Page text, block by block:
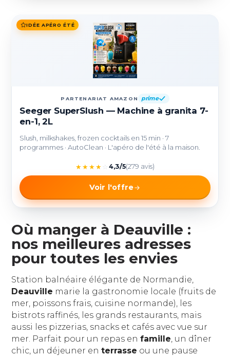
IDÉE APÉRO ÉTÉ
PARTENARIAT AMAZON prime
Seeger SuperSlush — Machine à granita 7-
en-1, 2L
Slush, milkshakes, frozen cocktails en 15 min · 7
programmes · AutoClean · L'apéro de l'été à la maison.
★★★★ 4,3/5(279 avis)
Voir l'offre
Où manger à Deauville :
nos meilleures adresses
pour toutes les envies
Station balnéaire élégante de Normandie,
Deauville marie la gastronomie locale (fruits de
mer, poissons frais, cuisine normande), les
bistrots raffinés, les grands restaurants, mais
aussi les pizzerias, snacks et cafés avec vue sur
mer. Parfait pour un repas enfamille, un dîner
chic, un déjeuner enterrasse ou une pause